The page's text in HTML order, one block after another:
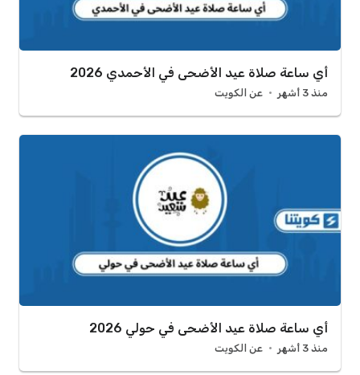
أي ساعة صلاة عيد الأضحى في الأحمدي 2026
منذ 3 أشهر عن الكويت
أي ساعة صلاة عيد الأضحى في حولي 2026
منذ 3 أشهر عن الكويت